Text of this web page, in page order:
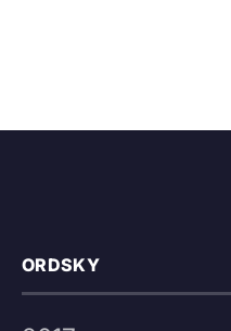
ORDSKY